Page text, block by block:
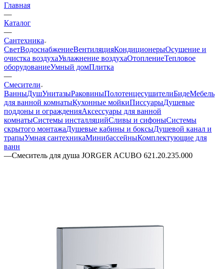
Главная
—
Каталог
—
Сантехника
СветВодоснабжениеВентиляцияКондиционерыОсушение и
очистка воздухаУвлажнение воздухаОтоплениеТепловое
оборудованиеУмный домПлитка
—
Смесители
ВанныДушУнитазыРаковиныПолотенцесушителиБидеМебель
для ванной комнатыКухонные мойкиПиссуарыДушевые
поддоны и огражденияАксессуары для ванной
комнатыСистемы инсталляцийСливы и сифоныСистемы
скрытого монтажаДушевые кабины и боксыДушевой канал и
трапыУмная сантехникаМинибассейныКомплектующие для
ванн
—Смеситель для душа JORGER ACUBO 621.20.235.000